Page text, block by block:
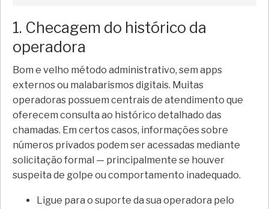
1. Checagem do histórico da
operadora
Bom e velho método administrativo, sem apps
externos ou malabarismos digitais. Muitas
operadoras possuem centrais de atendimento que
oferecem consulta ao histórico detalhado das
chamadas. Em certos casos, informações sobre
números privados podem ser acessadas mediante
solicitação formal — principalmente se houver
suspeita de golpe ou comportamento inadequado.
Ligue para o suporte da sua operadora pelo